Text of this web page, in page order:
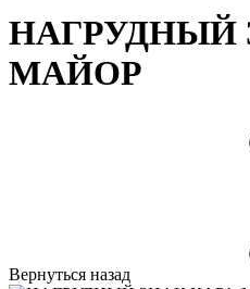
НАГРУДНЫЙ
МАЙОР
Вернуться назад